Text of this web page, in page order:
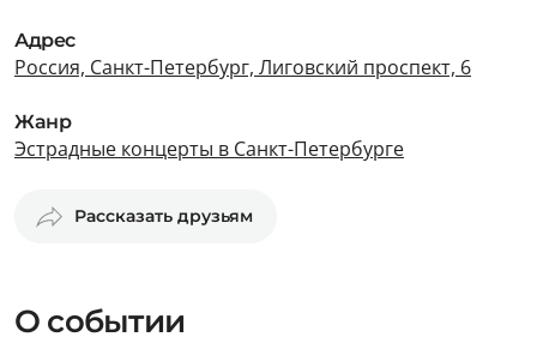
Адрес
Россия, Санкт-Петербург, Лиговский проспект, 6
Жанр
Эстрадные концерты в Санкт-Петербурге
Рассказать друзьям
О событии